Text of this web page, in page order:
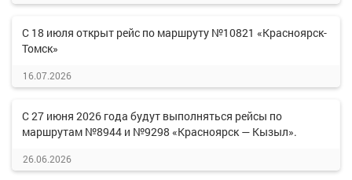
С 18 июля открыт рейс по маршруту №10821 «Красноярск-
Томск»
16.07.2026
С 27 июня 2026 года будут выполняться рейсы по
маршрутам №8944 и №9298 «Красноярск — Кызыл».
26.06.2026